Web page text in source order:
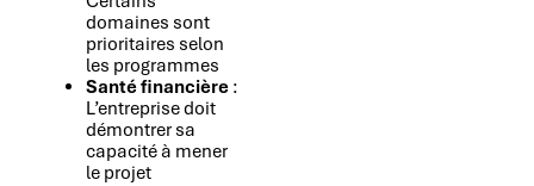
domaines sont
prioritaires selon
les programmes
Santé financière :
L’entreprise doit
démontrer sa
capacité à mener
le projet